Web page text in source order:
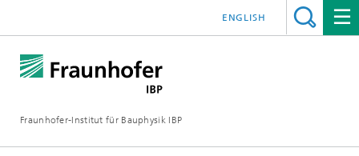
Fraunhofer-Institut für Bauphysik IBP
ENGLISH